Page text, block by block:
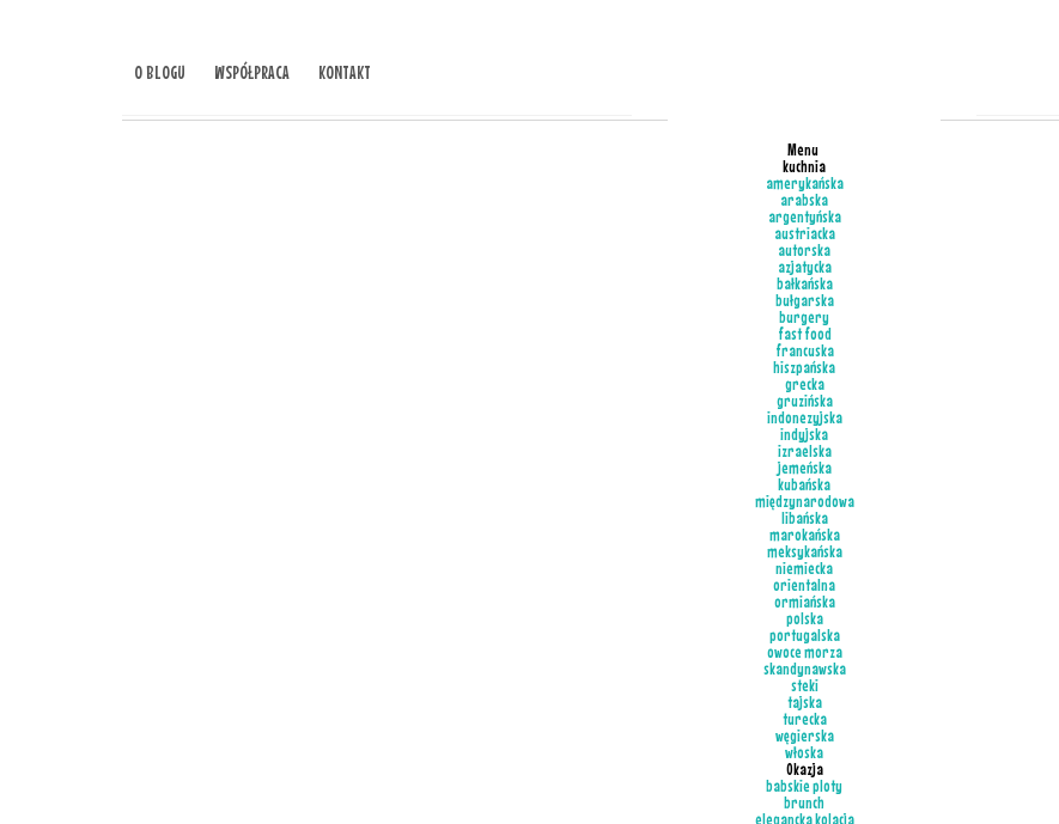
O BLOGU WSPÓŁPRACA KONTAKT
Menu
kuchnia
amerykańska
arabska
argentyńska
austriacka
autorska
azjatycka
bałkańska
bułgarska
burgery
fast food
francuska
hiszpańska
grecka
gruzińska
indonezyjska
indyjska
izraelska
jemeńska
kubańska
międzynarodowa
libańska
marokańska
meksykańska
niemiecka
orientalna
ormiańska
polska
portugalska
owoce morza
skandynawska
steki
tajska
turecka
węgierska
włoska
Okazja
babskie ploty
brunch
elegancka kolacja